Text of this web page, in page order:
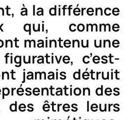
à la différence
qui, comme
maintenu une
c’est-
jamais détruit
des
des êtres leurs